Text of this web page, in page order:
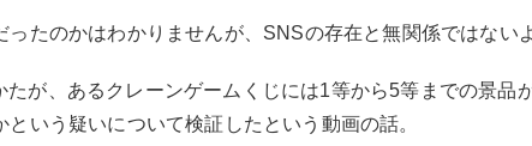
たのかはわかりませんが、SNSの存在と無関係ではない
たが、あるクレーンゲームくじには1等から5等までの景品
という疑いについて検証したという動画の話。